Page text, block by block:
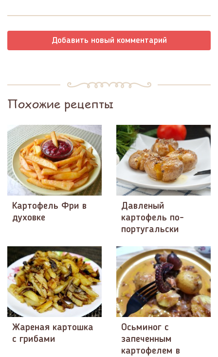
Добавить новый комментарий
Похожие рецепты
Картофель Фри в
духовке
Давленый
картофель по-
португальски
Жареная картошка
с грибами
Осьминог с
запеченным
картофелем в